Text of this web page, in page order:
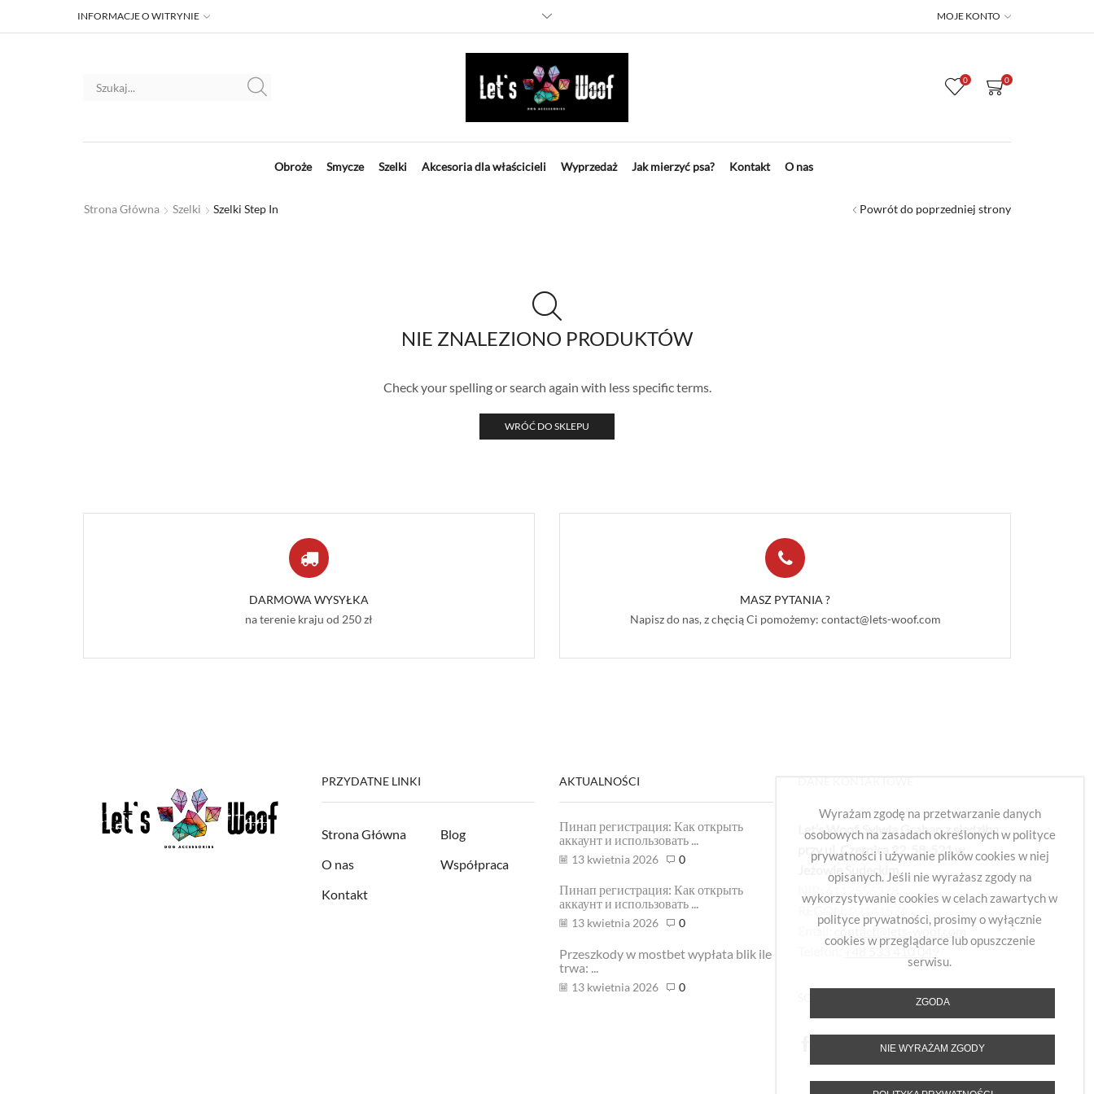
Wyrażam zgodę na przetwarzanie danych
osobowych na zasadach określonych w polityce
prywatności i używanie plików cookies w niej
opisanych. Jeśli nie wyrażasz zgody na
wykorzystywanie cookies w celach zawartych w
polityce prywatności, prosimy o wyłącznie
cookies w przeglądarce lub opuszczenie
serwisu.
ZGODA
NIE WYRAŻAM ZGODY
INFORMACJE O WITRYNIE MOJE KONTO
0 0
Obroże Smycze Szelki Akcesoria dla właścicieli Wyprzedaż Jak mierzyć psa? Kontakt O nas
Strona Główna Szelki Szelki Step In Powrót do poprzedniej strony
NIE ZNALEZIONO PRODUKTÓW
Check your spelling or search again with less specific terms.
WRÓĆ DO SKLEPU
DARMOWA WYSYŁKA
na terenie kraju od 250 zł
MASZ PYTANIA ?
Napisz do nas, z chęcią Ci pomożemy: contact@lets-woof.com
PRZYDATNE LINKI
Strona Główna
O nas
Kontakt
Blog
Współpraca
AKTUALNOŚCI
Пинап регистрация: Как открыть
аккаунт и использовать ...
13 kwietnia 2026 0
Пинап регистрация: Как открыть
аккаунт и использовать ...
13 kwietnia 2026 0
Przeszkody w mostbet wypłata blik ile
trwa: ...
13 kwietnia 2026 0
DANE KONTAKTOWE
Let’s Woof. Sylwia Graban z siedzibą
przy ul. Czernica 22, 58-521 w
Jeżowie Sudeckim
NIP:
6112556378,
REGON:
02141576
Email:
contact@lets-woof.com
+48 533 410 049